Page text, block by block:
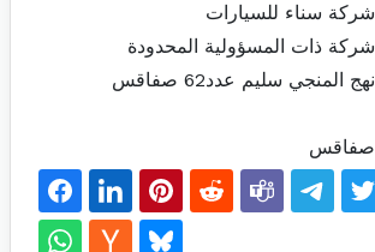
شركة سناء للسيارات
شركة ذات المسؤولية المحدودة
نهج المنجي سليم عدد62 صفاقس
صفاقس